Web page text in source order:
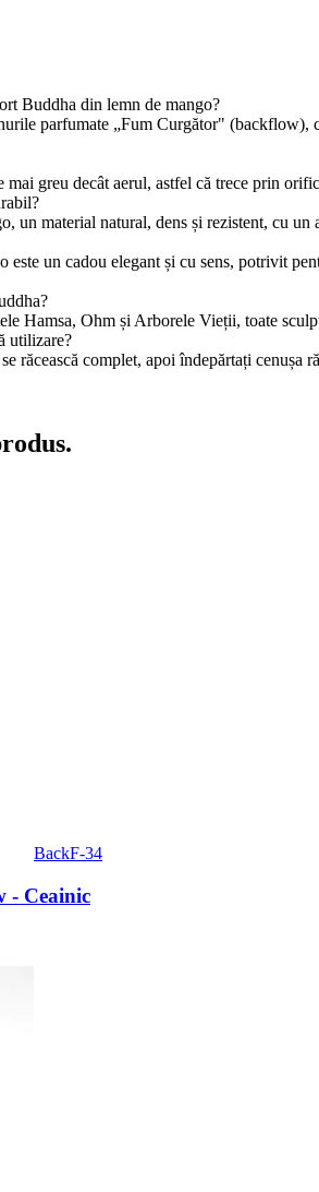
Buddha din lemn de mango?
parfumate „Fum Curgător" (backflow),
greu decât aerul, astfel că trece prin
un material natural, dens și rezistent, cu
un cadou elegant și cu sens, potrivit
Hamsa, Ohm și Arborele Vieții, toate
utilizare?
răcească complet, apoi îndepărtați
BackF-34
- Ceainic